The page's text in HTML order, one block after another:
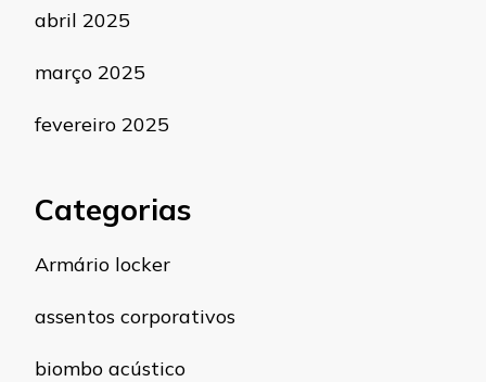
abril 2025
março 2025
fevereiro 2025
Categorias
Armário locker
assentos corporativos
biombo acústico